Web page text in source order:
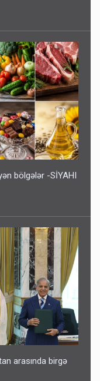
bölgələr -SİYAHI
arasında birgə